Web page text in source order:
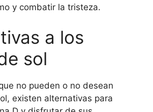
y combatir la tristeza.
a los
sol
no pueden o no desean
existen alternativas para